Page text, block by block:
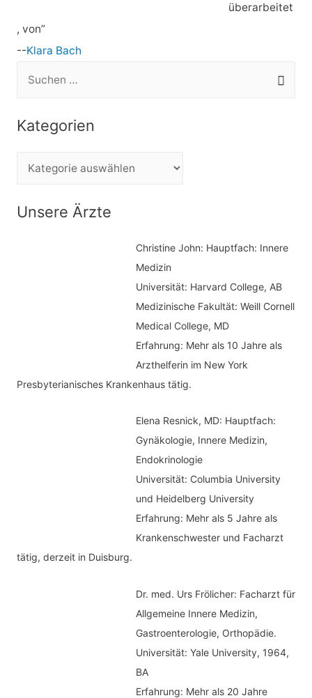
überarbeitet
, von”
--Klara Bach
a
Kategorien
tUnsere Ärzte
Christine John: Hauptfach: Innere
Medizin
Universität: Harvard College, AB
Medizinische Fakultät: Weill Cornell
Medical College, MD
Erfahrung: Mehr als 10 Jahre als
Arzthelferin im New York
Presbyterianisches Krankenhaus tätig.
Elena Resnick, MD: Hauptfach:
Gynäkologie, Innere Medizin,
Endokrinologie
Universität: Columbia University
und Heidelberg University
Erfahrung: Mehr als 5 Jahre als
Krankenschwester und Facharzt
tätig, derzeit in Duisburg.
Dr. med. Urs Frölicher: Facharzt für
Allgemeine Innere Medizin,
Gastroenterologie, Orthopädie.
Universität: Yale University, 1964,
BA
Erfahrung: Mehr als 20 Jahre